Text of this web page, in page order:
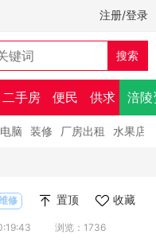
注册/登录
二手房 便民 供求 涪陵
电脑 装修 厂房出租 水果店
修 置顶 收藏
浏览：1736